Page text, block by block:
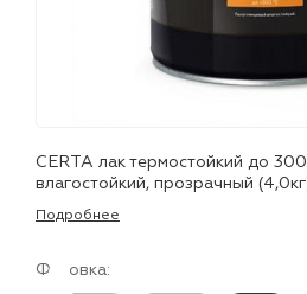
CERTA лак термостойкий до
влагостойкий, прозрачный
Подробнее
Фасовка: